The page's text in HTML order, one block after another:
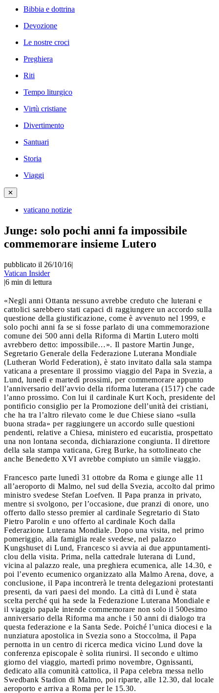
Bibbia e dottrina
Devozione
Le nostre croci
Preghiera
Riti
Tempo liturgico
Virtù cristiane
Divertimento
Santuari
Storia
Viaggi
✕
vaticano notizie
Junge: solo pochi anni fa impossibile
commemorare insieme Lutero
pubblicato il 26/10/16|
Vatican Insider
|6 min di lettura
«Negli anni Ottanta nessuno avrebbe creduto che luterani e
cattolici sarebbero stati capaci di raggiungere un accordo sulla
questione della giustificazione, come è avvenuto nel 1999, e
solo pochi anni fa se si fosse parlato di una commemorazione
comune dei 500 anni della Riforma di Martin Lutero molti
avrebbero detto: impossibile…». Il pastore Martin Junge,
Segretario Generale della Federazione Luterana Mondiale
(Lutheran World Federation), è stato invitato dalla sala stampa
vaticana a presentare il prossimo viaggio del Papa in Svezia, a
Lund, lunedì e martedì prossimi, per commemorare appunto
l’anniversario dell’avvio della riforma luterana (1517) che cade
l’anno prossimo. Con lui il cardinale Kurt Koch, presidente del
pontificio consiglio per la Promozione dell’unità dei cristiani,
che ha tra l’altro rilevato come le due Chiese siano «sulla
buona strada» per raggiungere un accordo sulle questioni
pendenti, relative a Chiesa, ministero ed eucaristia, prospettato
una non lontana seconda, dichiarazione congiunta. Il direttore
della sala stampa vaticana, Greg Burke, ha sottolineato che
anche Benedetto XVI avrebbe compiuto un simile viaggio.
Francesco parte lunedì 31 ottobre da Roma e giunge alle 11
all’aeroporto di Malmo, nel sud della Svezia, accolto dal primo
ministro svedese Stefan Loefven. Il Papa pranza in privato,
mentre si svolgono, per l’occasione, due pranzi di onore, uno
offerto dallo stesso premier al cardinale Segretario di Stato
Pietro Parolin e uno offerto al cardinale Koch dalla
Federazione Luterana Mondiale. Dopo una visita, nel primo
pomeriggio, alla famiglia reale svedese, nel palazzo
Kungshuset di Lund, Francesco si avvia ai due appuntamenti-
clou della visita. Prima, nella cattedrale luterana di Lund,
vicina al palazzo reale, una preghiera ecumenica, alle 14.30, e
poi l’evento ecumenico organizzato alla Malmo Arena, dove, a
conclusione, il Papa incontrerà le trenta delegazioni protestanti
presenti, da vari paesi del mondo. La città di Lund è stata
scelta perché qui ha sede la Federazione Luterana Mondiale e
il viaggio papale intende commemorare non solo il 500esimo
anniversario della Riforma ma anche i 50 anni di dialogo tra
questa federazione e la Santa Sede. Poiché l’unica diocesi e la
nunziatura apostolica in Svezia sono a Stoccolma, il Papa
pernotta in un centro di ricerca medica vicino Lund dove la
conferenza episcopale è solita riunirsi. Il secondo e ultimo
giorno del viaggio, martedì primo novembre, Ognissanti,
dedicato alla comunità cattolica, il Papa celebra messa nello
Swedbank Stadion di Malmo, poi riparte, alle 12.30, dal locale
aeroporto e arriva a Roma per le 15.30.